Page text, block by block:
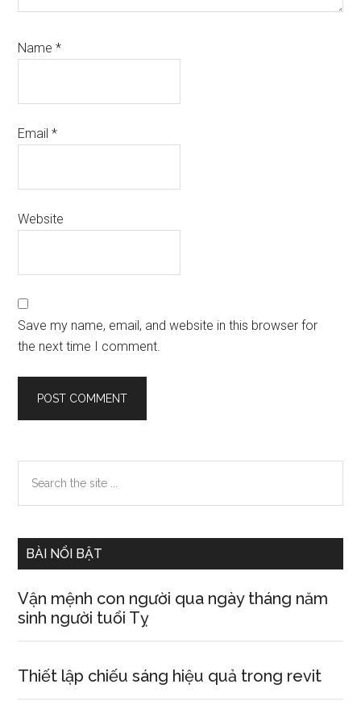
Name*
Email*
Website
Save my name, email, and website in this browser for
the next time I comment.
Primary
Sidebar
the
BÀI NỔI BẬT
Vận mệnh con người qua ngày tháng năm
sinh người tuổi Tỵ
Thiết lập chiếu sáng hiệu quả trong revit